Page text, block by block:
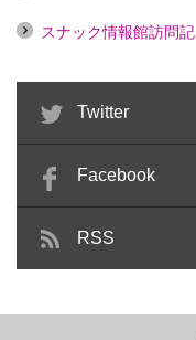
スナック情報館訪問記
Twitter
Facebook
RSS